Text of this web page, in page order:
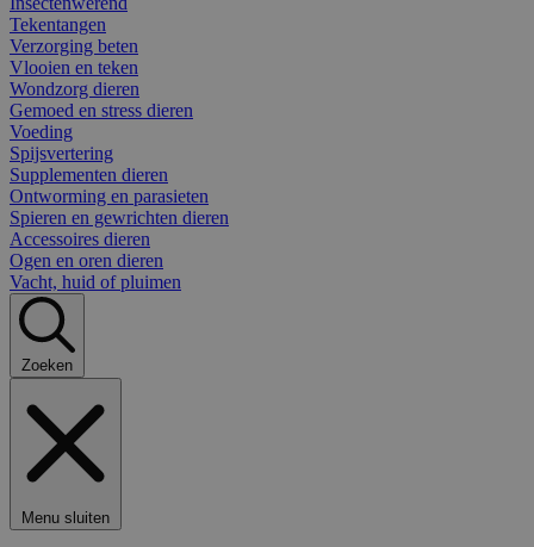
Tekentangen
Verzorging beten
Vlooien en teken
Wondzorg dieren
Gemoed en stress dieren
Voeding
Spijsvertering
Supplementen dieren
Ontworming en parasieten
Spieren en gewrichten dieren
Accessoires dieren
Ogen en oren dieren
Vacht, huid of pluimen
Zoeken
Menu sluiten